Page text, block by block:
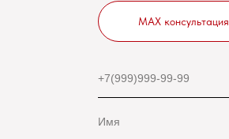
MAX консультация